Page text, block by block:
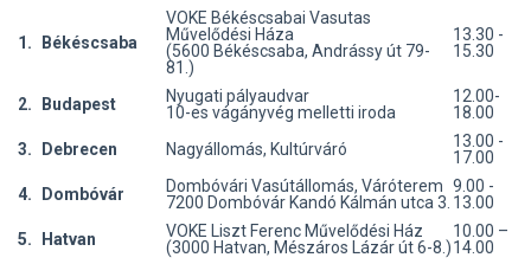
1. Békéscsaba
VOKE Békéscsabai Vasutas
Művelődési Háza
(5600 Békéscsaba, Andrássy út 79-
81.)
13.30 -
15.30
2. Budapest
Nyugati pályaudvar
10-es vágányvég melletti iroda
12.00-
18.00
3.
Debrecen Nagyállomás, Kultúrváró
13.00 -
17.00
4.
Dombóvár
Dombóvári Vasútállomás, Váróterem
7200 Dombóvár Kandó Kálmán utca 3.
9.00 -
13.00
5.
Hatvan
VOKE Liszt Ferenc Művelődési Ház
(3000 Hatvan, Mészáros Lázár út 6-8.)
10.00 –
14.00